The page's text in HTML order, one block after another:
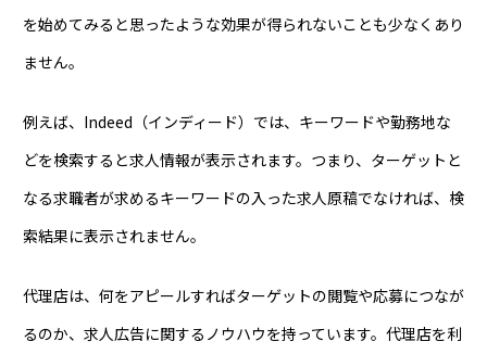
を始めてみると思ったような効果が得られないことも少なくあり
ません。
例えば、Indeed（インディード）では、キーワードや勤務地な
どを検索すると求人情報が表示されます。つまり、ターゲットと
なる求職者が求めるキーワードの入った求人原稿でなければ、検
索結果に表示されません。
代理店は、何をアピールすればターゲットの閲覧や応募につなが
るのか、求人広告に関するノウハウを持っています。代理店を利